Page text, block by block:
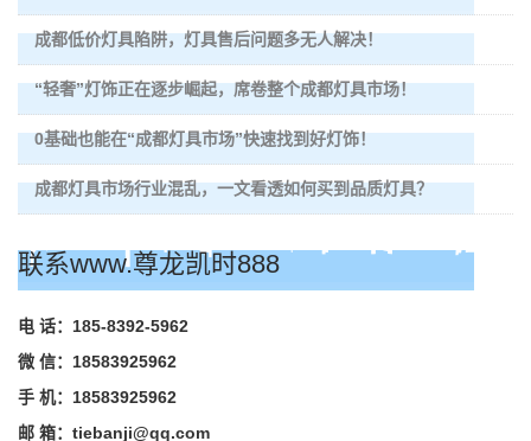
成都低价灯具陷阱，灯具售后问题多无人解决！
“轻奢”灯饰正在逐步崛起，席卷整个成都灯具市场！
0基础也能在“成都灯具市场”快速找到好灯饰！
成都灯具市场行业混乱，一文看透如何买到品质灯具？
联系www.尊龙凯时888
电 话：185-8392-5962
微 信：18583925962
手 机：18583925962
邮 箱： tiebanji@qq.com